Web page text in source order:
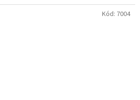
Kód: 7004